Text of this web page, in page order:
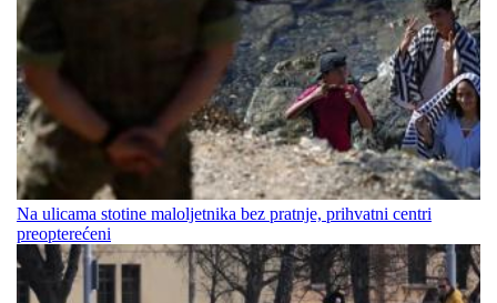
Na ulicama stotine maloljetnika bez pratnje, prihvatni centri
preopterećeni